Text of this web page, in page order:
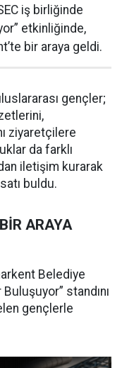
iş birliğinde
etkinliğinde,
bir araya geldi.
gençler;
ziyaretçilere
da farklı
iletişim kurarak
buldu.
ARAYA
Belediye
standını
gençlerle